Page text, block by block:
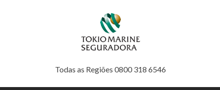
Todas as Regiões 0800 318 6546